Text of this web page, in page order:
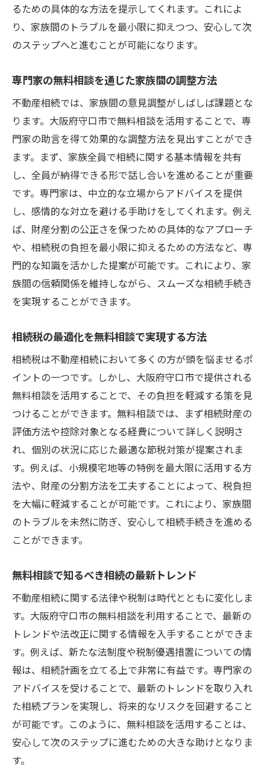
るための具体的な方法を提示してくれます。これによ
り、家族間のトラブルを最小限に抑えつつ、安心して次
のステップへと進むことが可能になります。
専門家の無料相談を通じた家族間の調整方法
不動産相続では、家族間の意見調整がしばしば課題とな
ります。大阪府守口市で無料相談を活用することで、専
門家の助言を得て効果的な調整方法を見出すことができ
ます。まず、家族全員で相続に関する基本情報を共有
し、全員が納得できる形で話し合いを進めることが重要
です。専門家は、中立的な立場からアドバイスを提供
し、感情的な対立を避ける手助けをしてくれます。例え
ば、財産分割の公正さを保つための具体的なアプローチ
や、相続税の負担を最小限に抑えるための方法など、専
門的な知識を活かした提案が可能です。これにより、家
族間の信頼関係を維持しながら、スムーズな相続手続き
を実現することができます。
相続税の最適化を無料相談で実現する方法
相続税は不動産相続において多くの方が頭を悩ませるポ
イントの一つです。しかし、大阪府守口市で提供される
無料相談を活用することで、その負担を軽減する策を見
つけることができます。無料相談では、まず相続財産の
評価方法や控除対象となる経費について詳しく説明さ
れ、個別の状況に応じた最適な節税対策が提案されま
す。例えば、小規模宅地等の特例を最大限に活用する方
法や、財産の分割方法を工夫することによって、税負担
を大幅に軽減することが可能です。これにより、家族間
のトラブルを未然に防ぎ、安心して相続手続きを進める
ことができます。
無料相談で知るべき相続の最新トレンド
不動産相続に関する法律や税制は時代とともに変化しま
す。大阪府守口市の無料相談を利用することで、最新の
トレンドや法改正に関する情報を入手することができま
す。例えば、新たな法制度や税制優遇措置についての情
報は、相続計画を立てる上で非常に有益です。専門家の
アドバイスを受けることで、最新のトレンドを取り入れ
た相続プランを実現し、将来的なリスクを回避すること
が可能です。このように、無料相談を活用することは、
安心して次のステップに進むための大きな助けとなりま
す。